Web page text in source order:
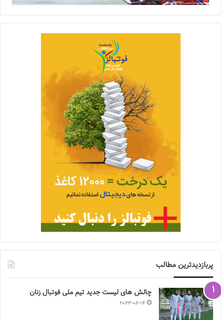
پربازدیدترین مطالب
چالش هاى ليست جدید تيم ملى فوتبال زنان
2023-06-14